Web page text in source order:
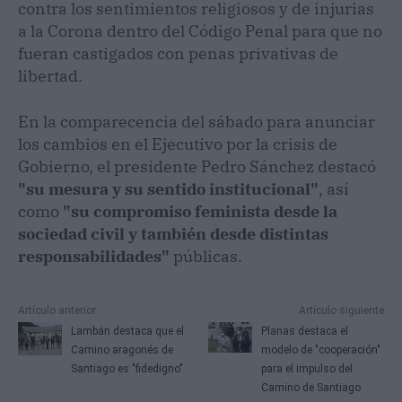
contra los sentimientos religiosos y de injurias
a la Corona dentro del Código Penal para que no
fueran castigados con penas privativas de
libertad.
En la comparecencia del sábado para anunciar
los cambios en el Ejecutivo por la crisis de
Gobierno, el presidente Pedro Sánchez destacó
"su mesura y su sentido institucional", así
como "su compromiso feminista desde la
sociedad civil y también desde distintas
responsabilidades" públicas.
Artículo anterior
Lambán destaca que el
Camino aragonés de
Santiago es "fidedigno"
Artículo siguiente
Planas destaca el
modelo de "cooperación"
para el impulso del
Camino de Santiago